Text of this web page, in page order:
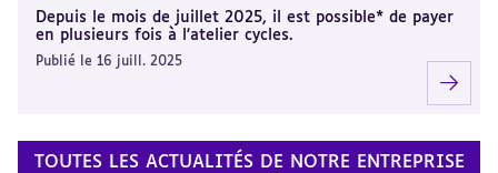
Depuis le mois de juillet 2025, il est possible* de payer
en plusieurs fois à l'atelier cycles.
Publié le 16 juill. 2025
TOUTES LES ACTUALITÉS DE NOTRE ENTREPRISE